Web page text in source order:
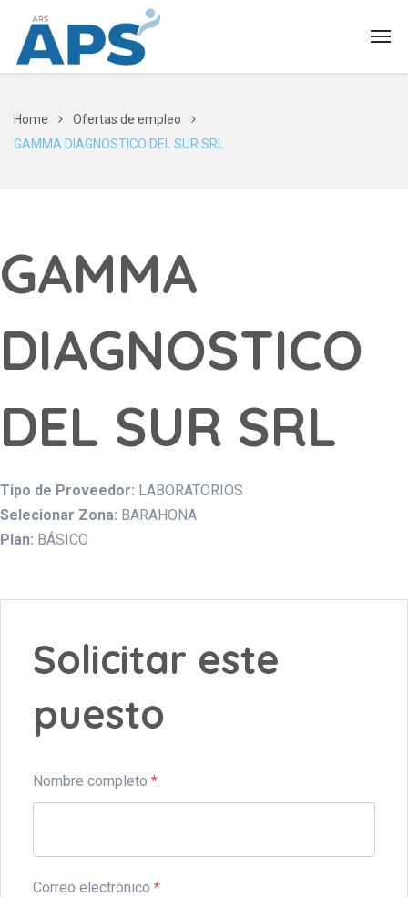
Home
Ofertas de empleo
GAMMA DIAGNOSTICO DEL SUR SRL
GAMMA
DIAGNOSTICO
DEL SUR SRL
Tipo de Proveedor: LABORATORIOS
Selecionar Zona: BARAHONA
Plan: BÁSICO
Solicitar este
puesto
Nombre completo *
Correo electrónico *